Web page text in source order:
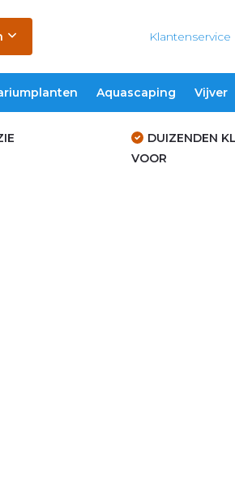
Klantenservice
Aquascaping Vijver
DUIZENDEN
VOOR